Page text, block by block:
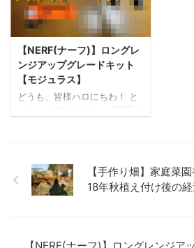
インされたブラスター(銃)があ
り、スポンジ製の弾体を使っ
ているのでお子ちゃまでも安
心して遊ぶことができます
(*‘ω‘ *) カスタマイズ要素も人
気の一因で、一度でも沼にハ
なっちゃう素敵なトイガンな
のであります！かく言う僕も
【NERF(ナーフ)】ロングレ
ンジアップグレードキット
【モジュラス】
どうも、皆様ハロにちわ！ と
ナーフのブラスター本体では
なく、ブラスターたちをアッ
プグレードするオプションパ
です！ このセットは、ディス
【手作り畑】家庭菜
18年秋植え付け後の